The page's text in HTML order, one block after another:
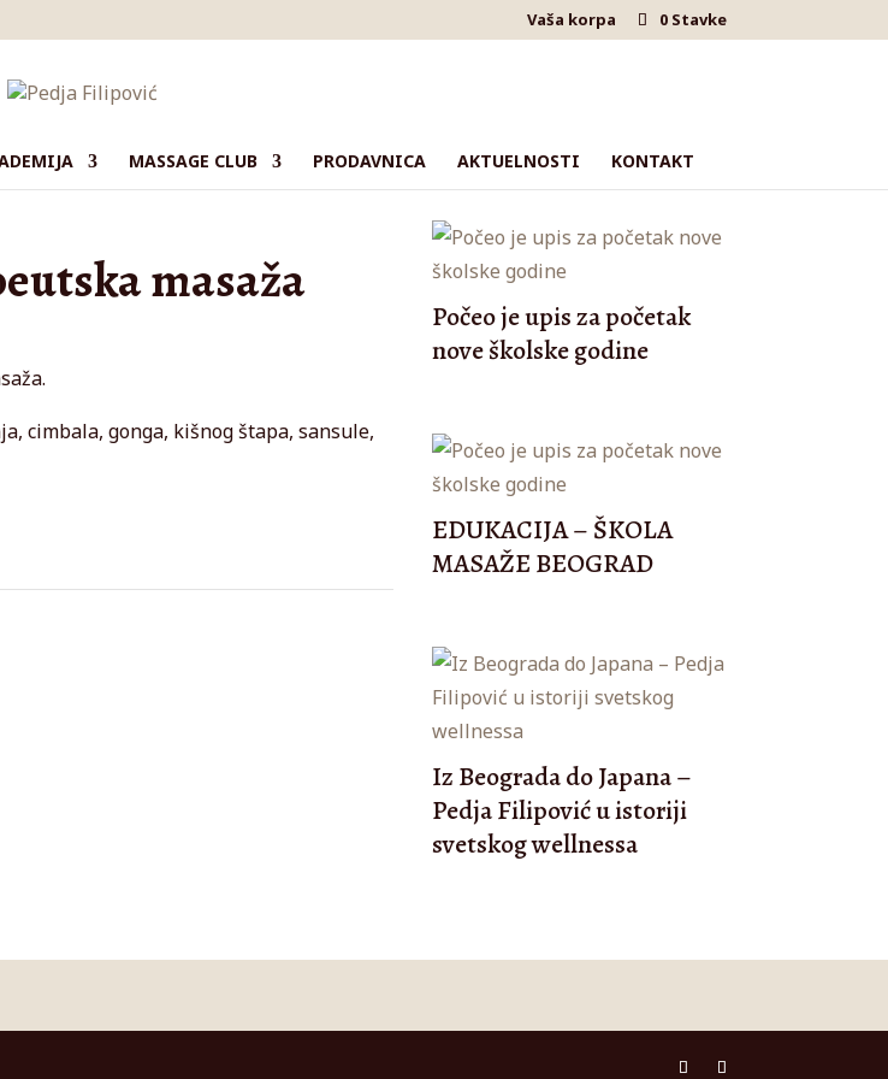
Vaša korpa 0 Stavke
MASSAGE CLUB PRODAVNICA AKTUELNOSTI KONTAKT
masaža
cimbala, gonga, kišnog štapa, sansule,
Počeo je upis za početak
nove školske godine
EDUKACIJA – ŠKOLA
MASAŽE BEOGRAD
Iz Beograda do Japana –
Pedja Filipović u istoriji
svetskog wellnessa